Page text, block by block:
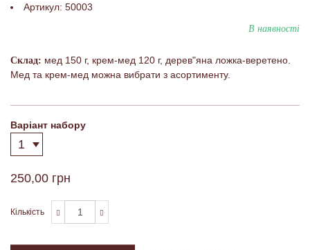
Артикул: 50003
В наявності
Склад: мед 150 г, крем-мед 120 г, дерев"яна ложка-веретено.
Мед та крем-мед можна вибрати з асортименту.
Варіант набору
250,00 грн
Кількість